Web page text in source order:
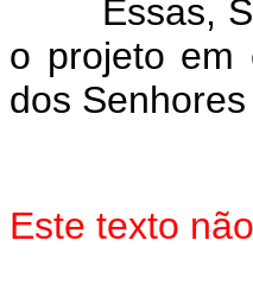
Essas,
o projeto em
dos
Este texto